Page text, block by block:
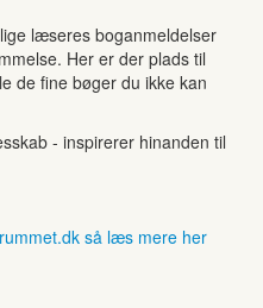
læseres boganmeldelser
Her er der plads til
de fine bøger du ikke kan
- inspirerer hinanden til
så læs mere her